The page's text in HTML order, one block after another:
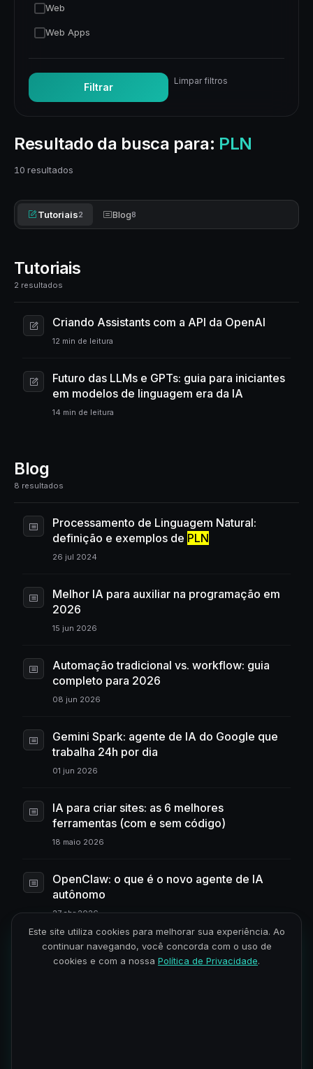
Resultado da busca para: PLN
10 resultados
Tutoriais2 Blog8
Tutoriais
2 resultados
Criando Assistants com a API da OpenAI
12 min de leitura
Futuro das LLMs e GPTs: guia para iniciantes
em modelos de linguagem era da IA
14 min de leitura
Blog
8 resultados
Processamento de Linguagem Natural:
definição e exemplos de PLN
26 jul 2024
Melhor IA para auxiliar na programação em
2026
15 jun 2026
Automação tradicional vs. workflow: guia
completo para 2026
08 jun 2026
Gemini Spark: agente de IA do Google que
trabalha 24h por dia
01 jun 2026
IA para criar sites: as 6 melhores
ferramentas (com e sem código)
18 maio 2026
OpenClaw: o que é o novo agente de IA
autônomo
27 abr 2026
Ferramentas de IA do Google - guia
completo
Web
Web Apps
Filtrar
Limpar filtros
Este site utiliza cookies para melhorar sua experiência. Ao
continuar navegando, você concorda com o uso de
cookies e com a nossa Política de Privacidade.